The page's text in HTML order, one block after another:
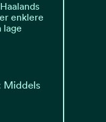
enklere
lage
Middels